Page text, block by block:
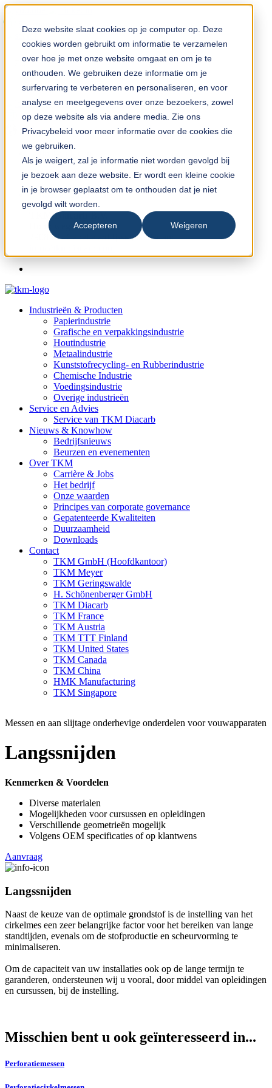
Deze website slaat cookies op je computer op. Deze
cookies worden gebruikt om informatie te verzamelen
over hoe je met onze website omgaat en om je te
onthouden. We gebruiken deze informatie om je
surfervaring te verbeteren en personaliseren, en voor
analyse en meetgegevens over onze bezoekers, zowel
op deze website als via andere media. Zie ons
Privacybeleid voor meer informatie over de cookies die
we gebruiken.
Als je weigert, zal je informatie niet worden gevolgd bij
je bezoek aan deze website. Er wordt een kleine cookie
in je browser geplaatst om te onthouden dat je niet
gevolgd wilt worden.
Accepteren Weigeren
Solution Finder
TKM App
nl
+31 (0) 10 45 999 45
TKM Diacarb B.V.
Hoofdweg 50
2908 LC Capelle a/d Ijssel, Nederland
Industrieën & Producten
Papierindustrie
Grafische en verpakkingsindustrie
Houtindustrie
Metaalindustrie
Kunststofrecycling- en Rubberindustrie
Chemische Industrie
Voedingsindustrie
Overige industrieën
Service en Advies
Service van TKM Diacarb
Nieuws & Knowhow
Bedrijfsnieuws
Beurzen en evenementen
Over TKM
Carrière & Jobs
Het bedrijf
Onze waarden
Principes van corporate governance
Gepatenteerde Kwaliteiten
Duurzaamheid
Downloads
Contact
TKM GmbH (Hoofdkantoor)
TKM Meyer
TKM Geringswalde
H. Schönenberger GmbH
TKM Diacarb
TKM France
TKM Austria
TKM TTT Finland
TKM United States
TKM Canada
TKM China
HMK Manufacturing
TKM Singapore
Messen en aan slijtage onderhevige onderdelen voor vouwapparaten
Langssnijden
Kenmerken & Voordelen
Diverse materialen
Mogelijkheden voor cursussen en opleidingen
Verschillende geometrieën mogelijk
Volgens OEM specificaties of op klantwens
Aanvraag
Langssnijden
Naast de keuze van de optimale grondstof is de instelling van het
cirkelmes een zeer belangrijke factor voor het bereiken van lange
standtijden, evenals om de stofproductie en scheurvorming te
minimaliseren.
Om de capaciteit van uw installaties ook op de lange termijn te
garanderen, ondersteunen wij u vooral, door middel van opleidingen
en cursussen, bij de instelling.
Misschien bent u ook geïnteresseerd in...
Perforatiemessen